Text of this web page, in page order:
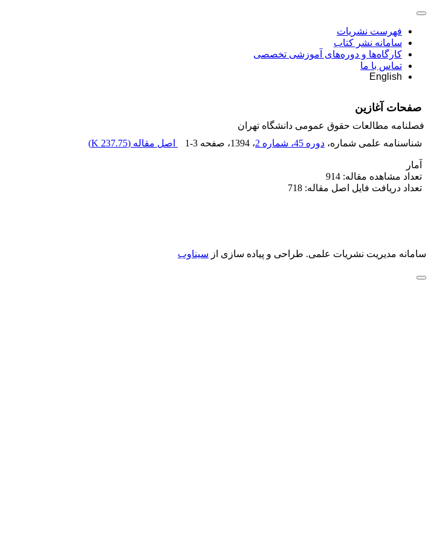
فهرست نشریات
سامانه نشر کتاب
کارگاه‌ها و دوره‌های آموزشی تخصصی
تماس با ما
English
صفحات آغازین
فصلنامه مطالعات حقوق عمومی دانشگاه تهران
شناسنامه علمی شماره، دوره 45، شماره 2 ، 1394 ، صفحه 1-3 اصل مقاله (237.75 K
)
آمار
تعداد مشاهده مقاله: 914
تعداد دریافت فایل اصل مقاله: 718
سامانه مدیریت نشریات علمی. طراحی و پیاده سازی از سیناوب